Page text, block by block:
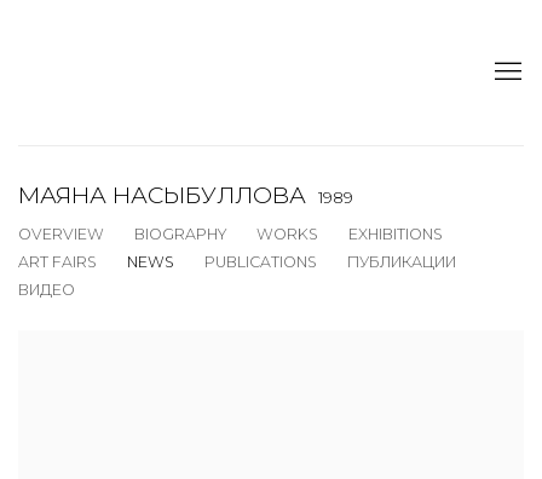
МАЯНА НАСЫБУЛЛОВА
1989
OVERVIEW
BIOGRAPHY WORKS
EXHIBITIONS
ART FAIRS
NEWS PUBLICATIONS
ПУБЛИКАЦИИ
ВИДЕО